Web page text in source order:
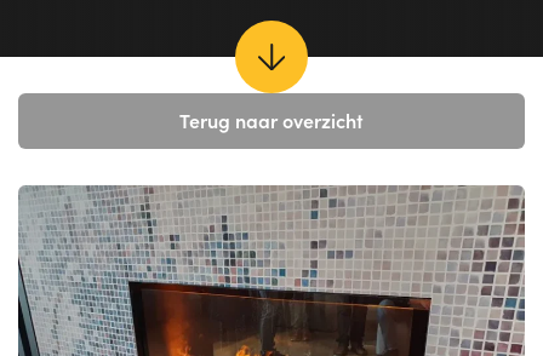
Terug naar overzicht